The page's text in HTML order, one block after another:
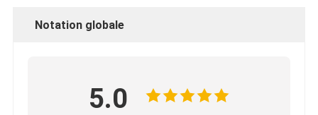
Notation globale
5.0